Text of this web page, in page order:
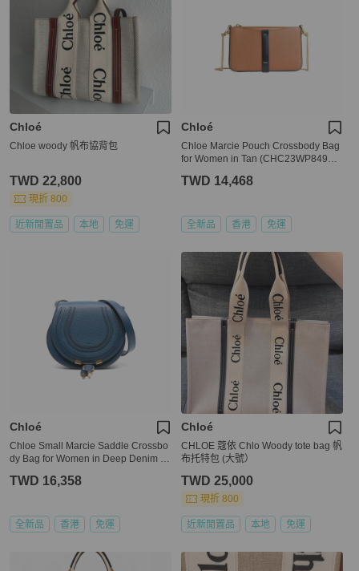
Chloé
Chloe woody 帆布協背包
TWD 22,800
現折 800
近新閒置品 本地 免運
Chloé
Chloe Marcie Pouch Crossbody Bag
for Women in Tan (CHC23WP849L5
TWD 14,468
全新品 香港 免運
Chloé
Chloe Small Marcie Saddle Crossbo
dy Bag for Women in Deep Denim (C
TWD 16,358
全新品 香港 免運
Chloé
CHLOE 蔻依 Chlo Woody tote bag 帆
布托特包 (大號）
TWD 25,000
現折 800
近新閒置品 本地 免運